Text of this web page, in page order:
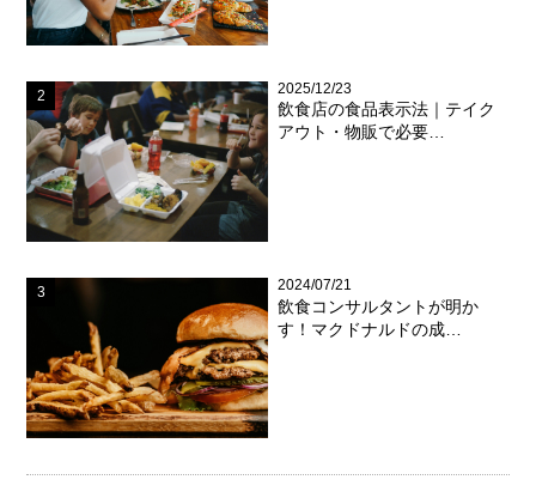
2025/12/23
飲食店の食品表示法｜テイク
アウト・物販で必要…
2024/07/21
飲食コンサルタントが明か
す！マクドナルドの成…